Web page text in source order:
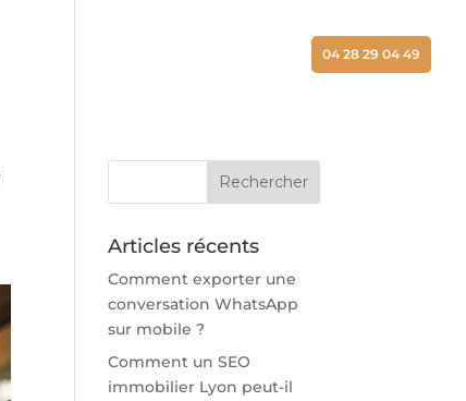
04 28 29 04 49
Articles récents
Comment exporter une
conversation WhatsApp
sur mobile ?
Comment un SEO
immobilier Lyon peut-il